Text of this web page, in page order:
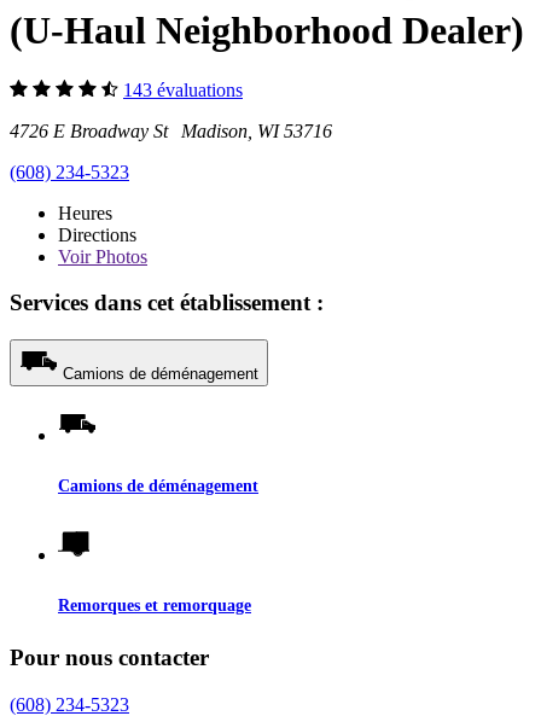
(U-Haul Neighborhood Dealer)
143 évaluations
4726 E Broadway St Madison, WI 53716
(608) 234-5323
Heures
Directions
VoirPhotos
Services dans cet établissement :
Camions de déménagement
Camions de déménagement
Remorques et remorquage
Pour nous contacter
(608) 234-5323